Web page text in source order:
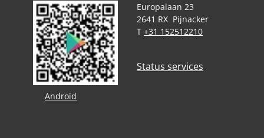
Android
Europalaan 23
2641 RX Pijnacker
T +31 152512210
Status services